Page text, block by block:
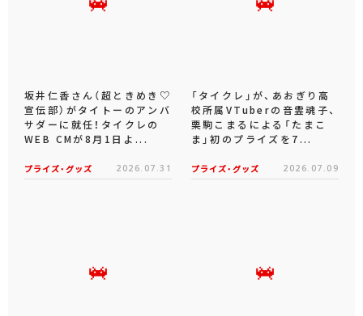
坂井仁香さん（超ときめき♡
宣伝部）がタイトーのアンバ
サダーに就任！タイクレの
WEB CMが8月1日よ...
プライズ・グッズ 2026.07.31
「タイクレ」が、あおぎり高
校所属VTuberの音霊魂子、
栗駒こまるによる「たまこ
ま」初のプライズを7...
プライズ・グッズ 2026.07.09